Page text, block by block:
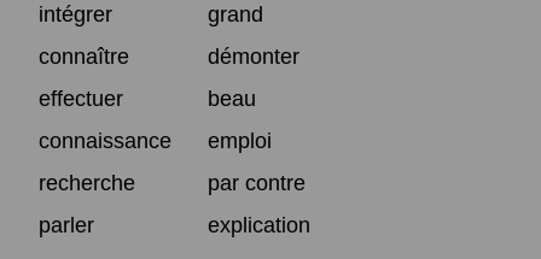
intégrer
grand
connaître
démonter
effectuer
beau
connaissance
emploi
recherche
par contre
parler
explication